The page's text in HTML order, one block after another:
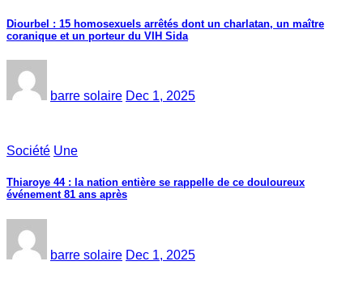
Diourbel : 15 homosexuels arrêtés dont un charlatan, un maître
coranique et un porteur du VIH Sida
barre solaire Dec 1, 2025
Société Une
Thiaroye 44 : la nation entière se rappelle de ce douloureux
événement 81 ans après
barre solaire Dec 1, 2025